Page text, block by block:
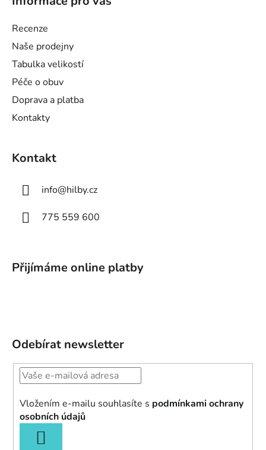
Recenze
Naše prodejny
Tabulka velikostí
Péče o obuv
Doprava a platba
Kontakty
Kontakt
info@hilby.cz
775 559 600
Přijímáme online platby
Odebírat newsletter
Vložením e-mailu souhlasíte s podmínkami ochrany
osobních údajů